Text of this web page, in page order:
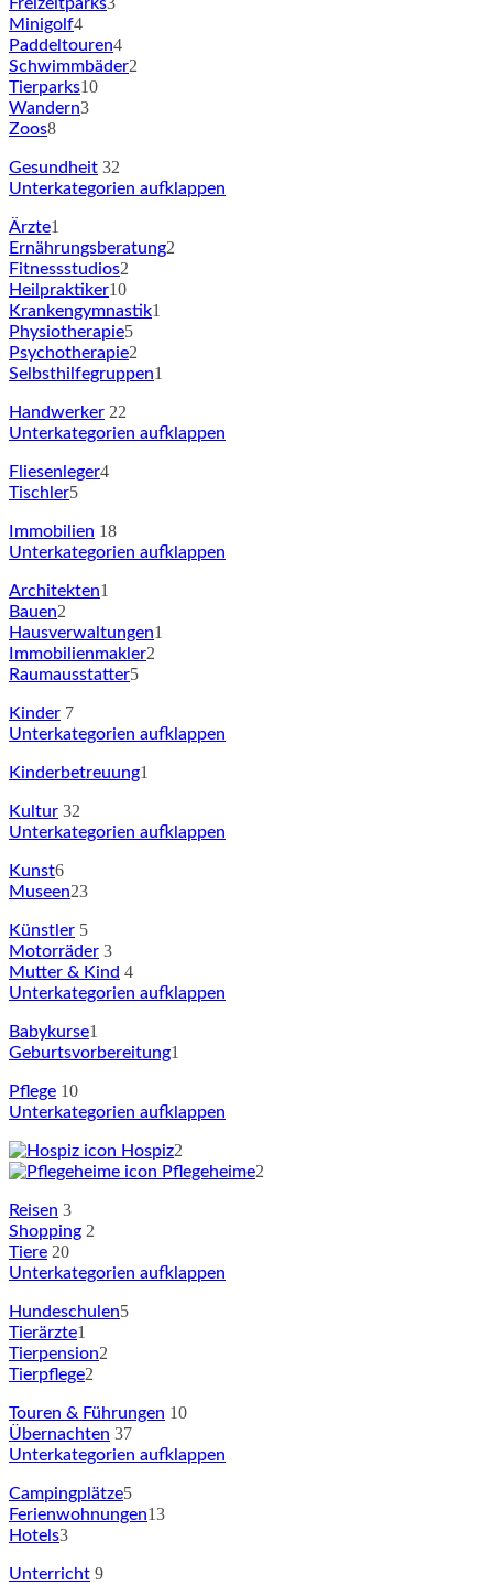
Minigolf4
Paddeltouren4
Schwimmbäder2
Tierparks10
Wandern3
Zoos8
Gesundheit 32
Unterkategorien aufklappen
Ärzte1
Ernährungsberatung2
Fitnessstudios2
Heilpraktiker10
Krankengymnastik1
Physiotherapie5
Psychotherapie2
Selbsthilfegruppen1
Handwerker 22
Unterkategorien aufklappen
Fliesenleger4
Tischler5
Immobilien 18
Unterkategorien aufklappen
Architekten1
Bauen2
Hausverwaltungen1
Immobilienmakler2
Raumausstatter5
Kinder 7
Unterkategorien aufklappen
Kinderbetreuung1
Kultur 32
Unterkategorien aufklappen
Kunst6
Museen23
Künstler 5
Motorräder 3
Mutter & Kind 4
Unterkategorien aufklappen
Babykurse1
Geburtsvorbereitung1
Pflege 10
Unterkategorien aufklappen
Hospiz2
Pflegeheime2
Reisen 3
Shopping 2
Tiere 20
Unterkategorien aufklappen
Hundeschulen5
Tierärzte1
Tierpension2
Tierpflege2
Touren & Führungen 10
Übernachten 37
Unterkategorien aufklappen
Campingplätze5
Ferienwohnungen13
Hotels3
Unterricht 9